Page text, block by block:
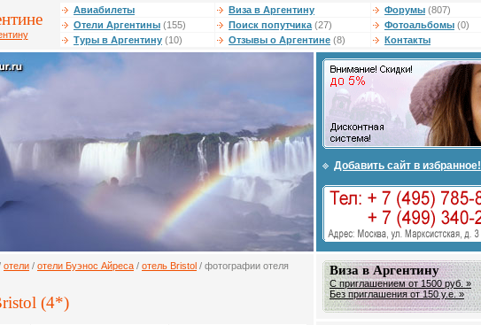
Авиабилеты Виза в Аргентину Форумы (807)
Отели Аргентины (155) Поиск попутчика (27) Фотоальбомы (0)
Туры в Аргентину (10) Отзывы о Аргентине (8) Контакты
Добавить сайт в избранное!
отели / отели Буэнос Айреса / отель Bristol / фотографии отеля
(4*)
Виза в Аргентину
С приглашением от 1500 руб. »
Без приглашения от 150 у.е. »